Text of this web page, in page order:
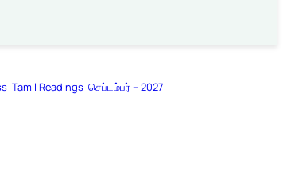
Tamil Readings செப்டம்பர் – 2027